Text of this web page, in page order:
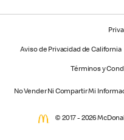
Aviso de Privacidad de California
Términos y
No Vender Ni Compartir Mi
© 2017 - 2026